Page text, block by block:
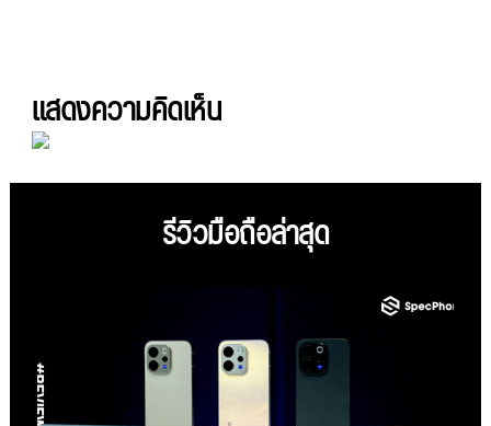
แสดงความคิดเห็น
รีวิวมือถือล่าสุด